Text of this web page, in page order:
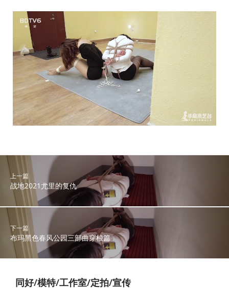
上一篇
战地2021尤里的复仇
下一篇
布玛黑色春风公园三部曲穿梭篇
同好/模特/工作室/定拍/宣传